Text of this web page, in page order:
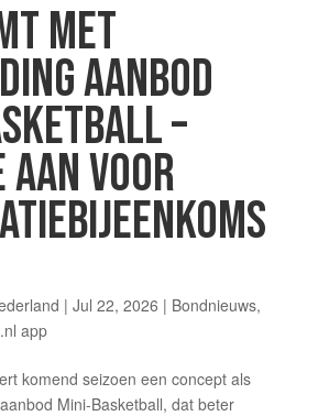
MET
AANBOD
–
VOOR
| Jul 22, 2026 | Bondnieuws,
app
komend seizoen een concept als
Mini-Basketball, dat beter